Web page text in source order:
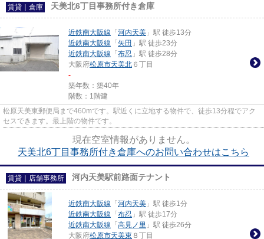
賃貸｜倉庫 天美北6丁目事務所付き倉庫
近鉄南大阪線 「 河内天美 」駅 徒歩13分
近鉄南大阪線 「 矢田 」駅 徒歩23分
近鉄南大阪線 「 布忍 」駅 徒歩28分
大阪府松原市天美北 ６丁目
-
築年数：築40年
階数：1階建
松原天美東郵便局まで460mです。駅近くに立地する物件で、徒歩13分程でアク
セスできます。最上階の物件です。
現在空室情報がありません。
天美北6丁目事務所付き倉庫へのお問い合わせはこちら
賃貸｜店舗事務所 河内天美駅前路面テナント
近鉄南大阪線 「 河内天美 」駅 徒歩1分
近鉄南大阪線 「 布忍 」駅 徒歩17分
近鉄南大阪線 「 高見ノ里 」駅 徒歩26分
大阪府松原市天美東 ８丁目